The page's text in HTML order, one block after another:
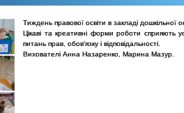
Тиждень правової освіти в закладі дошкільної
Цікаві та креативні форми роботи сприяють
питань прав, обов'язку і відповідальності.
Вихователі Анна Назаренко, Марина Мазур.